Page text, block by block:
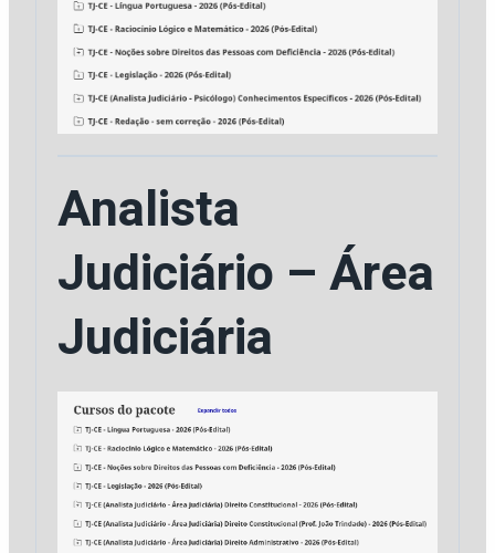
Analista
Judiciário – Área
Judiciária